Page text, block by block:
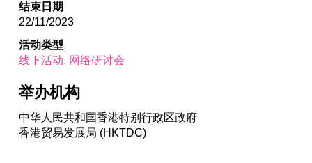
结束日期
22/11/2023
活动类型
线下活动
网络研讨会
举办机构
中华人民共和国香港特别行政区政府
香港贸易发展局 (HKTDC)